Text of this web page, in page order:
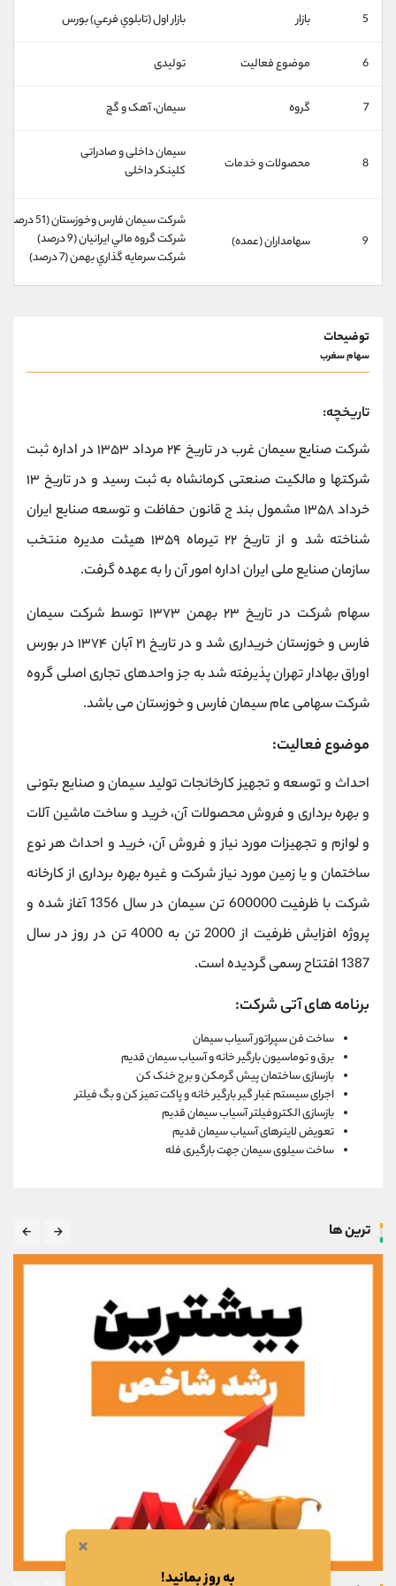
5 بازار بازار اول (تابلوي فرعي) بورس
6 موضوع فعالیت تولیدی
7 گروه سيمان، آهک و گچ
8 محصولات و خدمات
سیمان داخلی و صادراتی
کلینکر داخلی
9 سهامداران (عمده)
شركت سيمان فارس وخوزستان (51 درصد)
شركت گروه مالي ايرانيان (9 درصد)
شركت سرمايه گذاري بهمن (7 درصد)
توضیحات
سهام سغرب
تاریخچه:
شرکت صنایع سیمان غرب در تاریخ ۲۴ مرداد ۱۳۵۳ در اداره ثبت
شرکتها و مالکیت صنعتی کرمانشاه به ثبت رسید و در تاریخ ۱۳
خرداد ۱۳۵۸ مشمول بند ج قانون حفاظت و توسعه صنایع ایران
شناخته شد و از تاریخ ۲۲ تیرماه ۱۳۵۹ هیئت مدیره منتخب
سازمان صنایع ملی ایران اداره امور آن را به عهده گرفت.
سهام شرکت در تاریخ ۲۳ بهمن ۱۳۷۳ توسط شرکت سیمان
فارس و خوزستان خریداری شد و در تاریخ ۲۱ آبان ۱۳۷۴ در بورس
اوراق بهادار تهران پذیرفته شد به جز واحدهای تجاری اصلی گروه
شرکت سهامی عام سیمان فارس و خوزستان می باشد.
موضوع فعالیت:
احداث و توسعه و تجهیز کارخانجات تولید سیمان و صنایع بتونی
و بهره برداری و فروش محصولات آن، خرید و ساخت ماشین آلات
و لوازم و تجهیزات مورد نیاز و فروش آن، خرید و احداث هر نوع
ساختمان و یا زمین مورد نیاز شرکت و غیره بهره برداری از کارخانه
شرکت با ظرفیت 600000 تن سیمان در سال 1356 آغاز شده و
پروژه افزایش ظرفیت از 2000 تن به 4000 تن در روز در سال
1387 افتتاح رسمی گردیده است.
برنامه های آتی شرکت:
ساخت فن سپراتور آسیاب سیمان
برق و توماسیون بارگیر خانه و آسیاب سیمان قدیم
بازسازی ساختمان پیش گرمکن و برج خنک کن
اجرای سیستم غبار گیر بارگیر خانه و پاکت تمیز کن و بگ فیلتر
بازسازی الکتروفیلتر آسیاب سیمان قدیم
تعویض لاینرهای آسیاب سیمان قدیم
ساخت سیلوی سیمان جهت بارگیری فله
ترین ها
×
به روز بمانید!